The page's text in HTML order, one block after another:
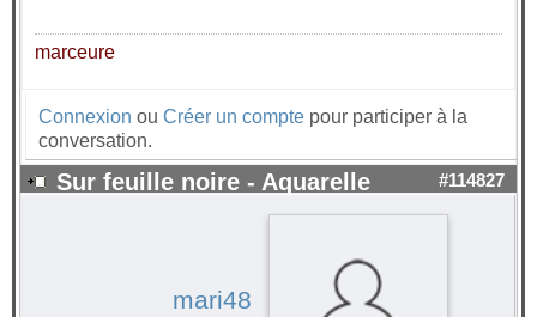
marceure
Connexion ou Créer un compte pour participer à la
conversation.
Sur feuille noire - Aquarelle #114827
mari48